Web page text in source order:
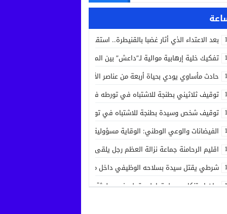
بعد الاعتداء الذي أثار غضبا بالقنيطرة.. استقرار الحالة الصحية لسائق
تفكيك خلية إرهابية موالية لـ”داعش” بين المغرب وإسبانيا في عملية أمنية
حادث مأساوي يودي بحياة أربعة من عناصر الأمن الوطني في مهمة رسمية
توقيف ثلاثيني بطنجة للاشتباه في تورطه في جريمة قتل داخل مستشفى بعد
توقيف شخص وسيدة بطنجة للاشتباه في تورطهما في تزوير شهادات
الفيضانات والوعي الوطني: الوقاية مسؤولية الجميع
اقليم الرحامنة جماعة نزالة العظم رجل يلقى حتفه بآلة جني الزيتون داخل
شرطي يقتل سيدة بسلاحه الوظيفي داخل منزله بسلا الجديدة
بيان استنكاري حول تداول مقطع فيديو لجثة مواطن من مدينة عيون سيدي